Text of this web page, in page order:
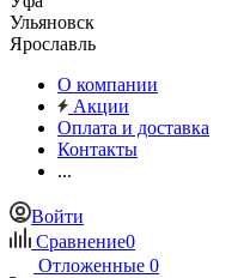
Ульяновск
Ярославль
О компании
Акции
Оплата и доставка
Контакты
...
Войти
Сравнение0
Отложенные 0